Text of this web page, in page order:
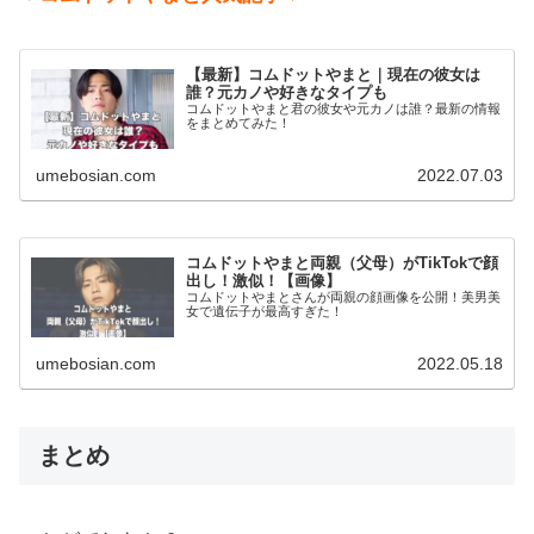
【最新】コムドットやまと｜現在の彼女は
誰？元カノや好きなタイプも
コムドットやまと君の彼女や元カノは誰？最新の情報
をまとめてみた！
umebosian.com 2022.07.03
コムドットやまと両親（父母）がTikTokで顔
出し！激似！【画像】
コムドットやまとさんが両親の顔画像を公開！美男美
女で遺伝子が最高すぎた！
umebosian.com 2022.05.18
まとめ